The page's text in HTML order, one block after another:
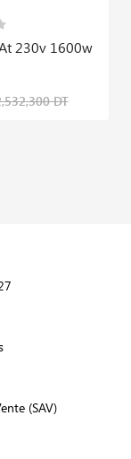
230v 1600w
DT
(SAV)